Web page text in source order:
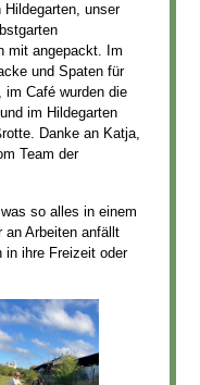
unser
mit angepackt. Im
und Spaten für
im Café wurden die
im Hildegarten
Danke an Katja,
Team der
so alles in einem
an Arbeiten anfällt
in ihre Freizeit oder